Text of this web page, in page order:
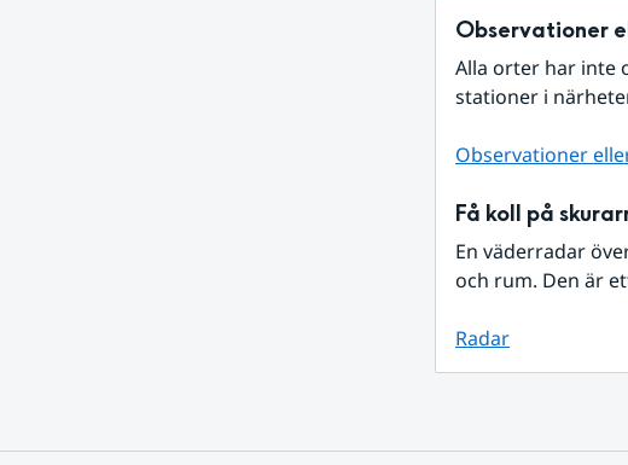
Observationer
Alla orter har inte
stationer i
Observationer
Få koll på
En väderradar
och rum. Den är
Radar